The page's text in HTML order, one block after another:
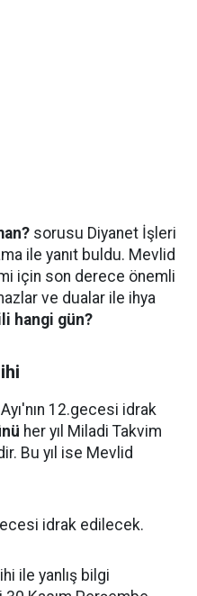
sorusu Diyanet İşleri
ile yanıt buldu. Mevlid
için son derece önemli
ve dualar ile ihya
hangi gün?
12.gecesi idrak
her yıl Miladi Takvim
Bu yıl ise Mevlid
idrak edilecek.
ile yanlış bilgi